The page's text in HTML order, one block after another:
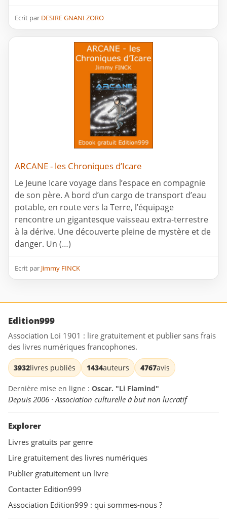
Ecrit par DESIRE GNANI ZORO
ARCANE - les Chroniques d’Icare
Le Jeune Icare voyage dans l’espace en compagnie
de son père. A bord d’un cargo de transport d’eau
potable, en route vers la Terre, l’équipage
rencontre un gigantesque vaisseau extra-terrestre
à la dérive. Une découverte pleine de mystère et de
danger. Un (…)
Ecrit par Jimmy FINCK
Edition999
Association Loi 1901 : lire gratuitement et publier sans frais
des livres numériques francophones.
3932livres publiés 1434auteurs 4767avis
Dernière mise en ligne : Oscar. "Li Flamind"
Depuis 2006 · Association culturelle à but non lucratif
Explorer
Livres gratuits par genre
Lire gratuitement des livres numériques
Publier gratuitement un livre
Contacter Edition999
Association Edition999 : qui sommes-nous ?